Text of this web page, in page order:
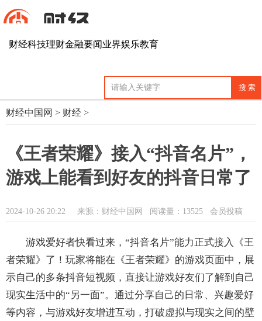
财经科技理财金融要闻业界娱乐教育
财经中国网 > 财经 >
《王者荣耀》接入“抖音名片”，
游戏上能看到好友的抖音日常了
2024-10-26 20:22 来源：财经中国网 阅读量：13525 会员投稿
游戏爱好者快看过来，“抖音名片”能力正式接入《王
者荣耀》了！玩家将能在《王者荣耀》的游戏页面中，展
示自己的多条抖音短视频，直接让游戏好友们了解到自己
现实生活中的“另一面”。通过分享自己的日常、兴趣爱好
等内容，与游戏好友增进互动，打破虚拟与现实之间的壁